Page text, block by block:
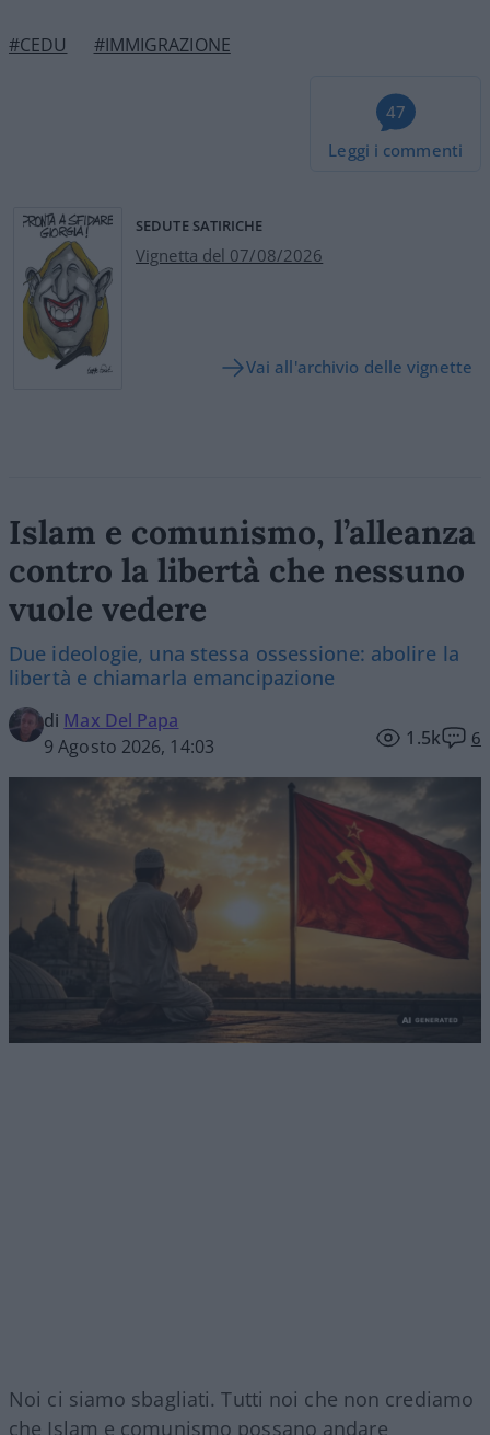
#CEDU #IMMIGRAZIONE
47
Leggi i commenti
SEDUTE SATIRICHE
Vignetta del 07/08/2026
Vai all'archivio delle vignette
Islam e comunismo, l’alleanza
contro la libertà che nessuno
vuole vedere
Due ideologie, una stessa ossessione: abolire la
libertà e chiamarla emancipazione
di Max Del Papa
9 Agosto 2026, 14:03
1.5k 6
Noi ci siamo sbagliati. Tutti noi che non crediamo
che Islam e comunismo possano andare